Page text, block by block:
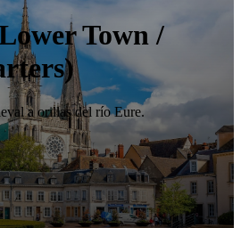
Town /
a orillas del río Eure.